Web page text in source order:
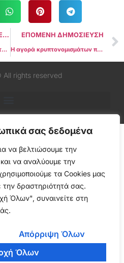
σας δεδομένα
να βελτιώσουμε την
να αναλύουμε την
τα Cookies μας
δραστηριότητά σας.
Όλων", συναινείτε στη
Απόρριψη Όλων
Όλων
ΠΡΟΗΓΟΥΜΕΝΗ ΔΗΜΟΣΙΕΥΣΗ
Το stablecoin EURAU, με τη στήριξη της Deutsche Bank και της DWS, γίνεται multichain μέσω του Chainlink
ΕΠΟΜΕΝΗ ΔΗΜΟΣΙΕΥΣΗ
Η αγορά κρυπτονομισμάτων παραμένει σε “Φόβο” παρά τη συμφωνία Τραμπ – Κίνας
rights reserved